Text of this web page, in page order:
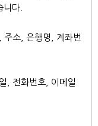
다.
주소, 은행명, 계좌번
, 전화번호, 이메일